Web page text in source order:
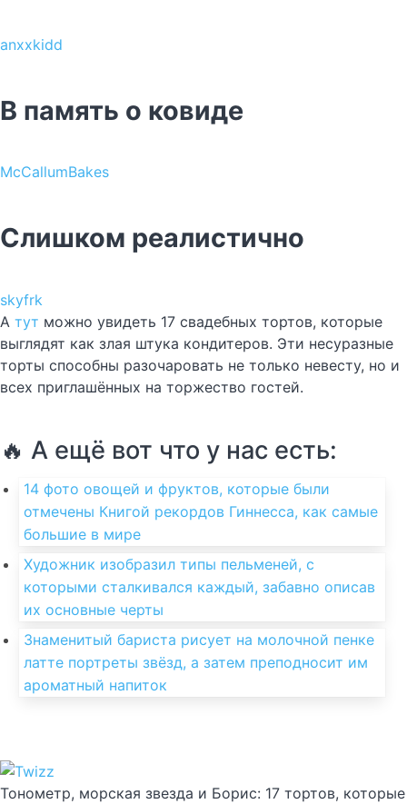
anxxkidd
В память о ковиде
McCallumBakes
Слишком реалистично
skyfrk
А тут можно увидеть 17 свадебных тортов, которые
выглядят как злая штука кондитеров. Эти несуразные
торты способны разочаровать не только невесту, но и
всех приглашённых на торжество гостей.
🔥 А ещё вот что у нас есть:
14 фото овощей и фруктов, которые были
отмечены Книгой рекордов Гиннесса, как самые
большие в мире
Художник изобразил типы пельменей, с
которыми сталкивался каждый, забавно описав
их основные черты
Знаменитый бариста рисует на молочной пенке
латте портреты звёзд, а затем преподносит им
ароматный напиток
Тонометр, морская звезда и Борис: 17 тортов, которые